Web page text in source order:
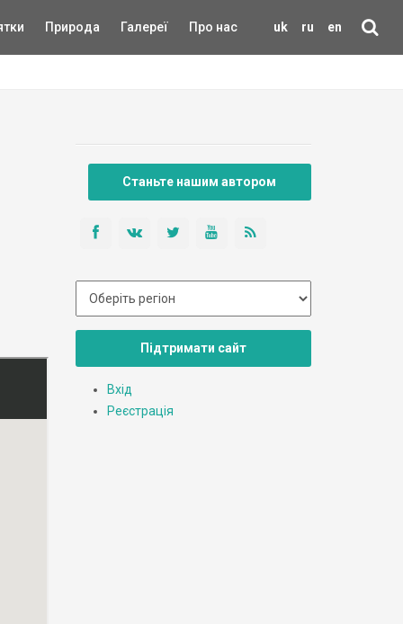
uk ru en
Природа Галереї Про нас
Станьте нашим автором
Підтримати сайт
Вхід
Реєстрація